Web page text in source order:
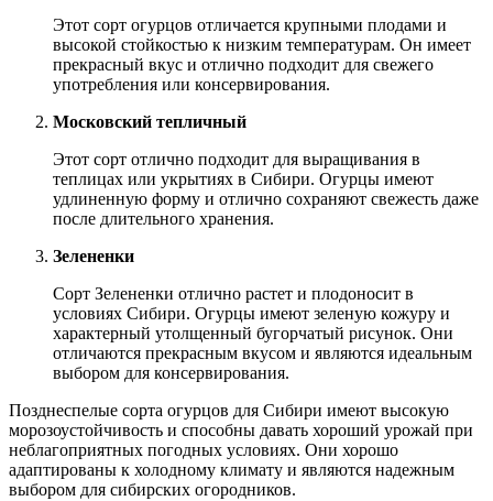
Этот сорт огурцов отличается крупными плодами и
высокой стойкостью к низким температурам. Он имеет
прекрасный вкус и отлично подходит для свежего
употребления или консервирования.
Московский тепличный
Этот сорт отлично подходит для выращивания в
теплицах или укрытиях в Сибири. Огурцы имеют
удлиненную форму и отлично сохраняют свежесть даже
после длительного хранения.
Зелененки
Сорт Зелененки отлично растет и плодоносит в
условиях Сибири. Огурцы имеют зеленую кожуру и
характерный утолщенный бугорчатый рисунок. Они
отличаются прекрасным вкусом и являются идеальным
выбором для консервирования.
Позднеспелые сорта огурцов для Сибири имеют высокую
морозоустойчивость и способны давать хороший урожай при
неблагоприятных погодных условиях. Они хорошо
адаптированы к холодному климату и являются надежным
выбором для сибирских огородников.